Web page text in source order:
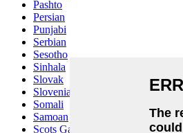
Pashto
Persian
Punjabi
Serbian
Sesotho
Sinhala
Slovak
Slovenian
Somali
Samoan
Scots Gaelic